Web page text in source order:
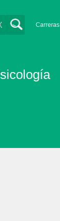
Carreras